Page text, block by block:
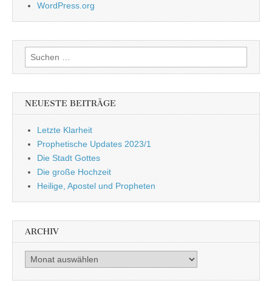
WordPress.org
Suchen
nach:
NEUESTE BEITRÄGE
Letzte Klarheit
Prophetische Updates 2023/1
Die Stadt Gottes
Die große Hochzeit
Heilige, Apostel und Propheten
ARCHIV
Archiv